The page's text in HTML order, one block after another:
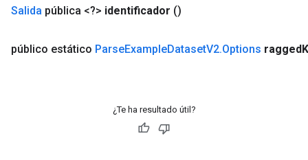
Salida pública <?> identificador ()
público estático ParseExampleDatasetV2.Options ragged
¿Te ha resultado útil?